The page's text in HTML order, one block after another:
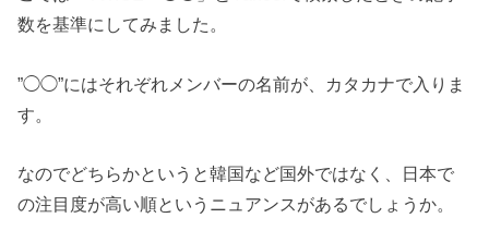
数を基準にしてみました。
”◯◯”にはそれぞれメンバーの名前が、カタカナで入りま
す。
なのでどちらかというと韓国など国外ではなく、日本で
の注目度が高い順というニュアンスがあるでしょうか。